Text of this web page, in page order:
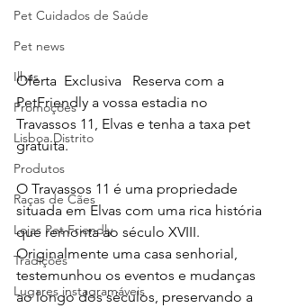
Pet Cuidados de Saúde
Pet news
Ilhas
Promoções
Lisboa Distrito
Produtos
Raças de Cães
Lojas Pet Friendly
Tradições
Lugares instagramáveis
Oferta  Exclusiva   Reserva com a
PetFriendly a vossa estadia no
Travassos 11, Elvas e tenha a taxa pet
gratuita.
O Travassos 11 é uma propriedade
situada em Elvas com uma rica história
que remonta ao século XVIII.
Originalmente uma casa senhorial,
testemunhou os eventos e mudanças
ao longo dos séculos, preservando a